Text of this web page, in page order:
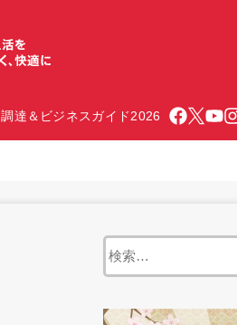
調達＆ビジネスガイド2026